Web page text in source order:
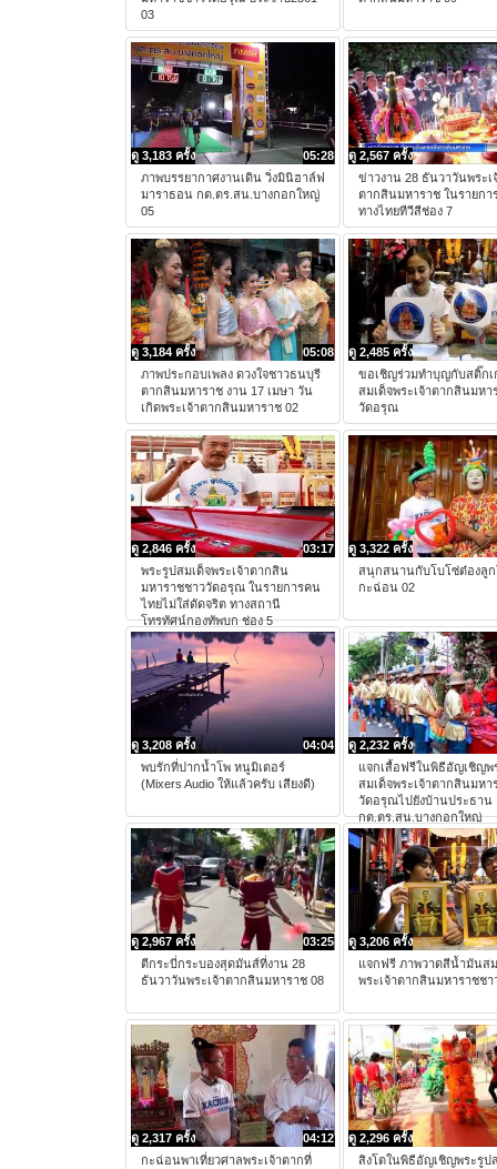
03
05:28
ดู 3,183 ครั้ง
ภาพบรรยากาศงานเดิน วิ่งมินิฮาล์ฟ
มาราธอน กต.ตร.สน.บางกอกใหญ่
05
ดู 2,567 ครั้ง
ข่าวงาน 28 ธันวาวันพระเ
ตากสินมหาราช ในรายกา
ทางไทยทีวีสีช่อง 7
05:08
ดู 3,184 ครั้ง
ภาพประกอบเพลง ดวงใจชาวธนบุรี
ตากสินมหาราช งาน 17 เมษา วัน
เกิดพระเจ้าตากสินมหาราช 02
ดู 2,485 ครั้ง
ขอเชิญร่วมทำบุญกับสติ๊กเ
สมเด็จพระเจ้าตากสินมหา
วัดอรุณ
03:17
ดู 2,846 ครั้ง
พระรูปสมเด็จพระเจ้าตากสิน
มหาราชชาววัดอรุณ ในรายการคน
ไทยไม่ใส่ดัดจริต ทางสถานี
โทรทัศน์กองทัพบก ช่อง 5
ดู 3,322 ครั้ง
สนุกสนานกับโบโซ่ต๋องลูก
กะฉ่อน 02
04:04
ดู 3,208 ครั้ง
พบรักที่ปากน้ำโพ หนูมิเตอร์
(Mixers Audio ให้แล้วครับ เสียงดี)
ดู 2,232 ครั้ง
แจกเสื้อฟรีในพิธีอัญเชิญพ
สมเด็จพระเจ้าตากสินมหา
วัดอรุณไปยังบ้านประธาน
กต.ตร.สน.บางกอกใหญ่
03:25
ดู 2,967 ครั้ง
ตีกระบี่กระบองสุดมันส์ที่งาน 28
ธันวาวันพระเจ้าตากสินมหาราช 08
ดู 3,206 ครั้ง
แจกฟรี ภาพวาดสีน้ำมันส
พระเจ้าตากสินมหาราชช
04:12
ดู 2,317 ครั้ง
กะฉ่อนพาเที่ยวศาลพระเจ้าตากที่
ดู 2,296 ครั้ง
สิงโตในพิธีอัญเชิญพระรูป